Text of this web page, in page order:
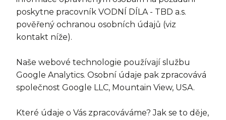
poskytne pracovník VODNÍ DÍLA - TBD a.s.
pověřený ochranou osobních údajů (viz
kontakt níže).
Naše webové technologie používají službu
Google Analytics. Osobní údaje pak zpracovává
společnost Google LLC, Mountain View, USA.
Které údaje o Vás zpracováváme? Jak se to děje,